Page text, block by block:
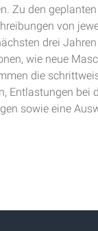
Zu den
von
drei
wie neue
die
Entlastungen bei
sowie eine